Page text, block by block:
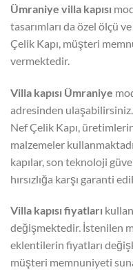
Ümraniye villa kapısı
tasarımları da özel ölçü
Çelik Kapı, müşteri
vermektedir.
Villa kapısı Ümraniye
adresinden
Nef Çelik Kapı,
malzemeler
kapılar, son teknoloji
hırsızlığa karşı garanti
Villa kapısı fiyatları
değişmektedir. İstenilen
eklentilerin fiyatları
müşteri memnuniyeti